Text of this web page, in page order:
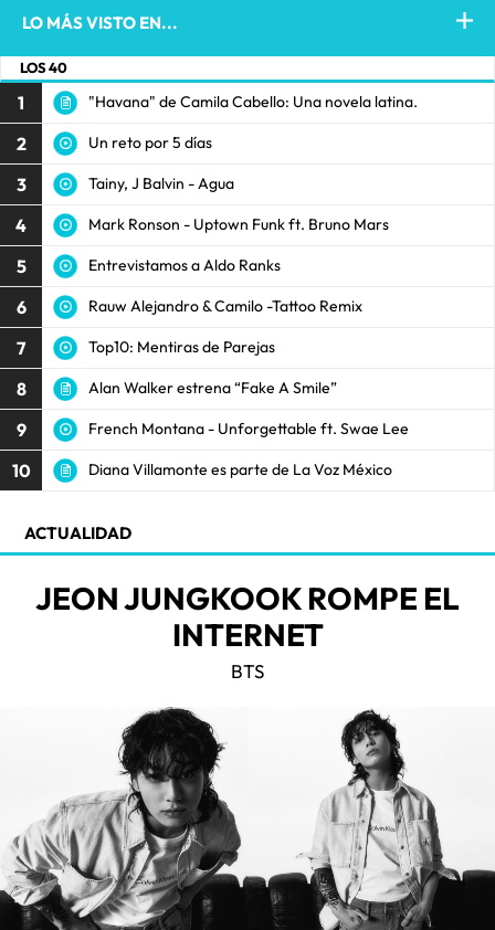
LO MÁS VISTO EN...
LOS 40
1 "Havana" de Camila Cabello: Una novela latina.
2 Un reto por 5 días
3 Tainy, J Balvin - Agua
4 Mark Ronson - Uptown Funk ft. Bruno Mars
5 Entrevistamos a Aldo Ranks
6 Rauw Alejandro & Camilo -Tattoo Remix
7 Top10: Mentiras de Parejas
8 Alan Walker estrena “Fake A Smile”
9 French Montana - Unforgettable ft. Swae Lee
10 Diana Villamonte es parte de La Voz México
ACTUALIDAD
JEON JUNGKOOK ROMPE EL
INTERNET
BTS